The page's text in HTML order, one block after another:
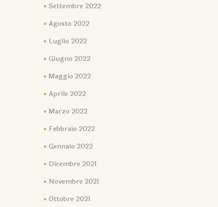
Settembre 2022
Agosto 2022
Luglio 2022
Giugno 2022
Maggio 2022
Aprile 2022
Marzo 2022
Febbraio 2022
Gennaio 2022
Dicembre 2021
Novembre 2021
Ottobre 2021